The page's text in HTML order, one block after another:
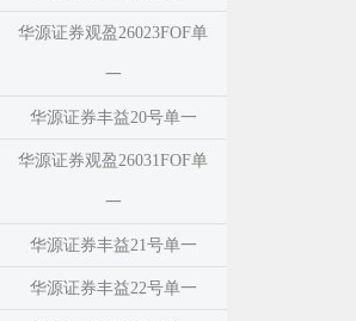
华源证券观盈26023FOF单
一
华源证券丰益20号单一
华源证券观盈26031FOF单
一
华源证券丰益21号单一
华源证券丰益22号单一